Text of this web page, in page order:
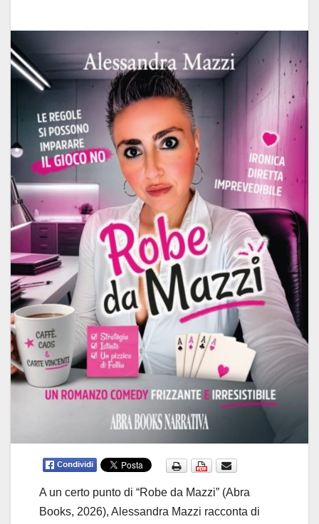
A un certo punto di “Robe da Mazzi” (Abra
Books, 2026), Alessandra Mazzi racconta di